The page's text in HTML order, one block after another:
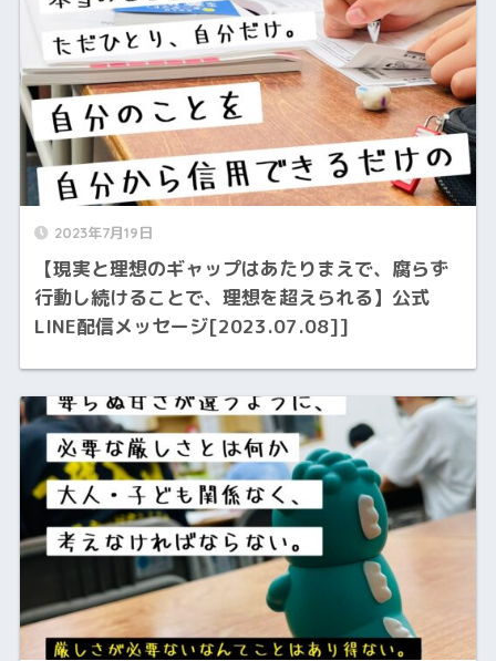
2023年7月19日
【現実と理想のギャップはあたりまえで、腐らず
行動し続けることで、理想を超えられる】公式
LINE配信メッセージ[2023.07.08]]